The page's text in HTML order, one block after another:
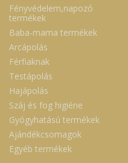
Fényvédelem,napozó
termékek
Baba-mama termékek
Arcápolás
Férfiaknak
Testápolás
Hajápolás
Száj és fog higiéne
Gyógyhatású termékek
Ajándékcsomagok
Egyéb termékek